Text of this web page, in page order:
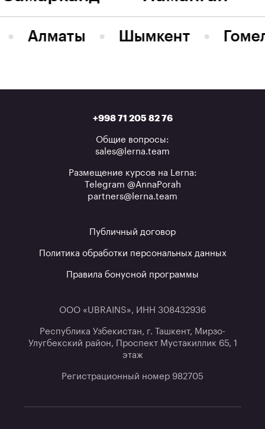
Алматы Шымкент
+998 71 205 82 76
Общие вопросы:
sales@lerna.team
Размещение курсов на Lerna:
Telegram @AnnaPorah
partners@lerna.team
Публичный договор
Политика обработки персональных данных
Правила бонусной программы
ООО «UBRAINS», ИНН 308432936
Республика Узбекистан, г. Ташкент, Мирзо-
Улугбекский район, Проспект Мустакиллик 65, 1
этаж
Регистрационный номер 982705